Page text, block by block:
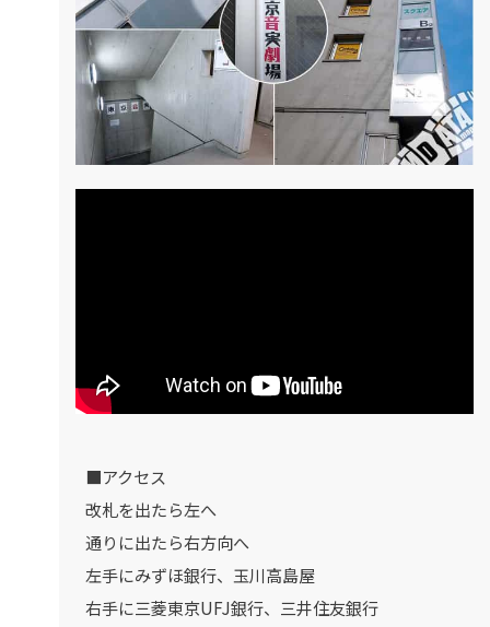
■アクセス
改札を出たら左へ
通りに出たら右方向へ
左手にみずほ銀行、玉川高島屋
右手に三菱東京UFJ銀行、三井住友銀行